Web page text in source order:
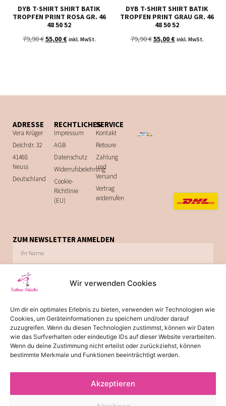
Wir verwenden Cookies
Um dir ein optimales Erlebnis zu bieten, verwenden wir Technologien wie
Cookies, um Geräteinformationen zu speichern und/oder darauf
zuzugreifen. Wenn du diesen Technologien zustimmst, können wir Daten
wie das Surfverhalten oder eindeutige IDs auf dieser Website verarbeiten.
Wenn du deine Zustimmung nicht erteilst oder zurückziehst, können
bestimmte Merkmale und Funktionen beeinträchtigt werden.
Akzeptieren
DYB T-SHIRT SHIRT BATIK
TROPFEN PRINT ROSA GR. 46
48 50 52
79,90€55,00€ inkl. MwSt.
DYB T-SHIRT SHIRT BATIK
TROPFEN PRINT GRAU GR. 46
48 50 52
79,90€55,00€ inkl. MwSt.
ADRESSE
Vera Krüger
Deichstr. 32
41468
Neuss
Deutschland
RECHTLICHES
Impressum
AGB
Datenschutz
Widerrufsbelehrung
Cookie-
Richtlinie
(EU)
SERVICE
Kontakt
Retoure
Zahlung
und
Versand
Vertrag
widerrufen
ZUM NEWSLETTER ANMELDEN
Angebote per E-Mail informiert werden. Diese Einwilligung kann jederzeit via E-Mail
widerrufen werden.
JETZT ABONNIEREN
Die Lieferzeit von 2-3 Tagen gilt für Lieferungen innerhalb
Deutschland. Bitte beachten Sie, dass es bei Lieferungen ins Ausland